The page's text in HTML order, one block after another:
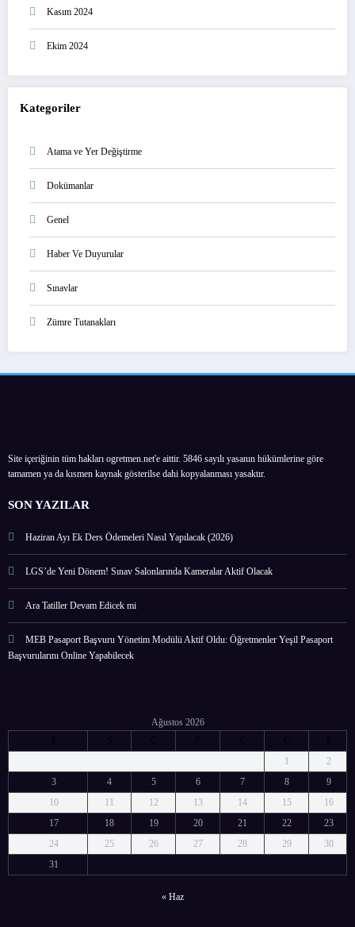
Kasım 2024
Ekim 2024
Kategoriler
Atama ve Yer Değiştirme
Dokümanlar
Genel
Haber Ve Duyurular
Sınavlar
Zümre Tutanakları
Site içeriğinin tüm hakları ogretmen.net'e aittir. 5846 sayılı yasanın hükümlerine göre
tamamen ya da kısmen kaynak gösterilse dahi kopyalanması yasaktır.
SON YAZILAR
Haziran Ayı Ek Ders Ödemeleri Nasıl Yapılacak (2026)
LGS’de Yeni Dönem! Sınav Salonlarında Kameralar Aktif Olacak
Ara Tatiller Devam Edicek mi
MEB Pasaport Başvuru Yönetim Modülü Aktif Oldu: Öğretmenler Yeşil Pasaport
Başvurularını Online Yapabilecek
Ağustos 2026
P
S Ç P C C
P
1
2
3
4 5 6 7 8
9
10
11 12 13 14 15
16
17
18 19 20 21 22
23
24
25 26 27 28 29
30
31
« Haz